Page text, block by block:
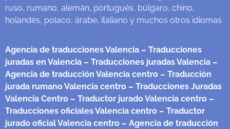
ruso, rumano, alemán, portugués, búlgaro, chino,
holandés, polaco, árabe, italiano y muchos otros idiomas
Agencia de traducciones Valencia – Traducciones
juradas en Valencia – Traducciones juradas Valencia –
Agencia de traducción Valencia centro – Traducción
jurada rumano Valencia centro – Traducciones Juradas
Valencia Centro – Traductor jurado Valencia centro –
Traducciones oficiales Valencia centro – Traductor
jurado oficial Valencia centro – Agencia de traducción